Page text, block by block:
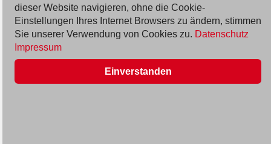
Fahrer (w/m/d) im Geld- und Werttransport
ZIEMANN CASHSERVICE GmbH
Auslieferungsfahrerin Schallstadt, Wolfenweiler
Pizzeria Casa Sicilia
dieser Website navigieren, ohne die Cookie-
Einstellungen Ihres Internet Browsers zu ändern, stimmen
Sie unserer Verwendung von Cookies zu. Datenschutz
Impressum
Einverstanden